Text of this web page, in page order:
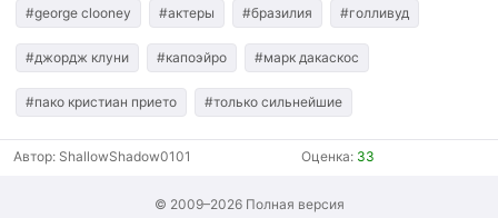
Поиск
#george clooney #актеры #бразилия #голливуд
#джордж клуни #капоэйро #марк дакаскос
#пако кристиан прието #только сильнейшие
Автор: ShallowShadow0101 Оценка: 33
© 2009–2026 Полная версия